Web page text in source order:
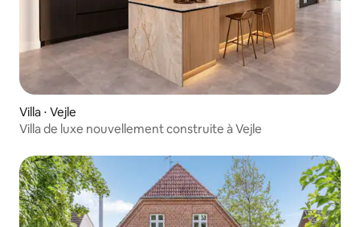
Villa ⋅ Vejle
Villa de luxe nouvellement construite à Vejle